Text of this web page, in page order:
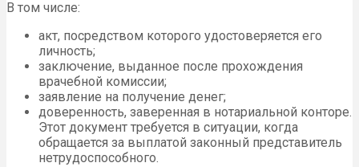
В том числе:
акт, посредством которого удостоверяется его
личность;
заключение, выданное после прохождения
врачебной комиссии;
заявление на получение денег;
доверенность, заверенная в нотариальной конторе.
Этот документ требуется в ситуации, когда
обращается за выплатой законный представитель
нетрудоспособного.